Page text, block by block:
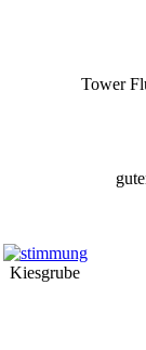
Tower
Kiesgrube